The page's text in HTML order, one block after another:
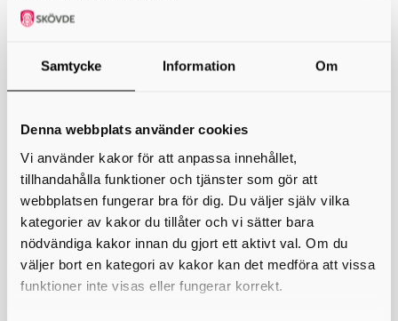
Samtycke Information Om
Denna webbplats använder cookies
Vi använder kakor för att anpassa innehållet,
tillhandahålla funktioner och tjänster som gör att
webbplatsen fungerar bra för dig. Du väljer själv vilka
kategorier av kakor du tillåter och vi sätter bara
nödvändiga kakor innan du gjort ett aktivt val. Om du
väljer bort en kategori av kakor kan det medföra att vissa
funktioner inte visas eller fungerar korrekt.
Du kan inte heller kontakta oss via mejl utan att riskera att din
mejladressen vid ett annat tillfälle, och då kan vi koppla ihop ditt
Om du väljer att lämna till exempel ett klagomål anonymt så kan det
vara svårt för oss att utreda det. Vi behöver ofta detaljerade
uppgifter om var du bor, telefonnummer etc. för att vi ska kunna
komma i kontakt med dig för att ta reda på mer uppgifter. Vi kan inte
heller skicka ett beslut till dig när vi inte vet din adress. Och du kan
därmed inte överklaga eventuella beslut. Detta gäller särskilt
klagomål på inomhusmiljö i bostäder.
Gör så här om du vill vara anonym
Här på webbplatsen kan du under "Kontaktformulär" vara helt